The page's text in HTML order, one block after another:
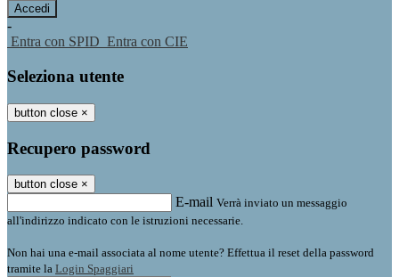
-
Entra con SPID Entra con CIE
Seleziona utente
button close ×
Recupero password
button close ×
E-mail Verrà inviato un messaggio
all'indirizzo indicato con le istruzioni necessarie.
Non hai una e-mail associata al nome utente? Effettua il reset della password
tramite la Login Spaggiari